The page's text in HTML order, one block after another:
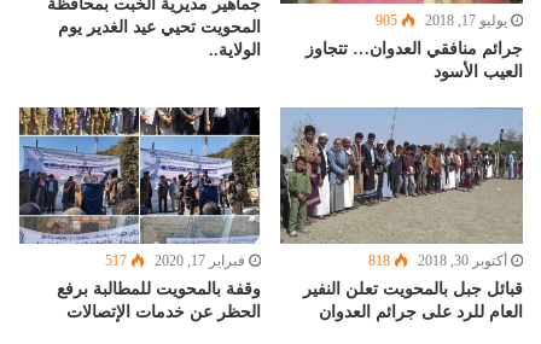
يوليو 17, 2018 905
جرائم منافقي العدوان… تتجاوز
العيب الأسود
جماهير مديرية الخبت بمحافظة
المحويت تحيي عيد الغدير يوم
الولاية..
أكتوبر 30, 2018 818
قبائل جبل بالمحويت تعلن النفير
العام للرد على جرائم العدوان
فبراير 17, 2020 517
وقفة بالمحويت للمطالبة برفع
الحظر عن خدمات الإتصالات